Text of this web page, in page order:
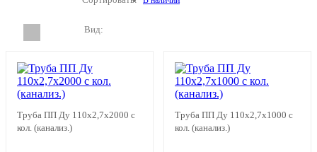
Вид:
Труба ПП Ду 110х2,7х2000 с
кол. (канализ.)
Труба ПП Ду 110х2,7х1000 с
кол. (канализ.)